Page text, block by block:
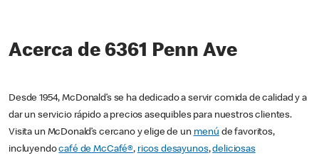
Acerca de 6361 Penn Ave
Desde 1954, McDonald’s se ha dedicado a servir comida de calidad y a
dar un servicio rápido a precios asequibles para nuestros clientes.
Visita un McDonald’s cercano y elige de un menú de favoritos,
incluyendocafé de McCafé®, ricos desayunos,deliciosas